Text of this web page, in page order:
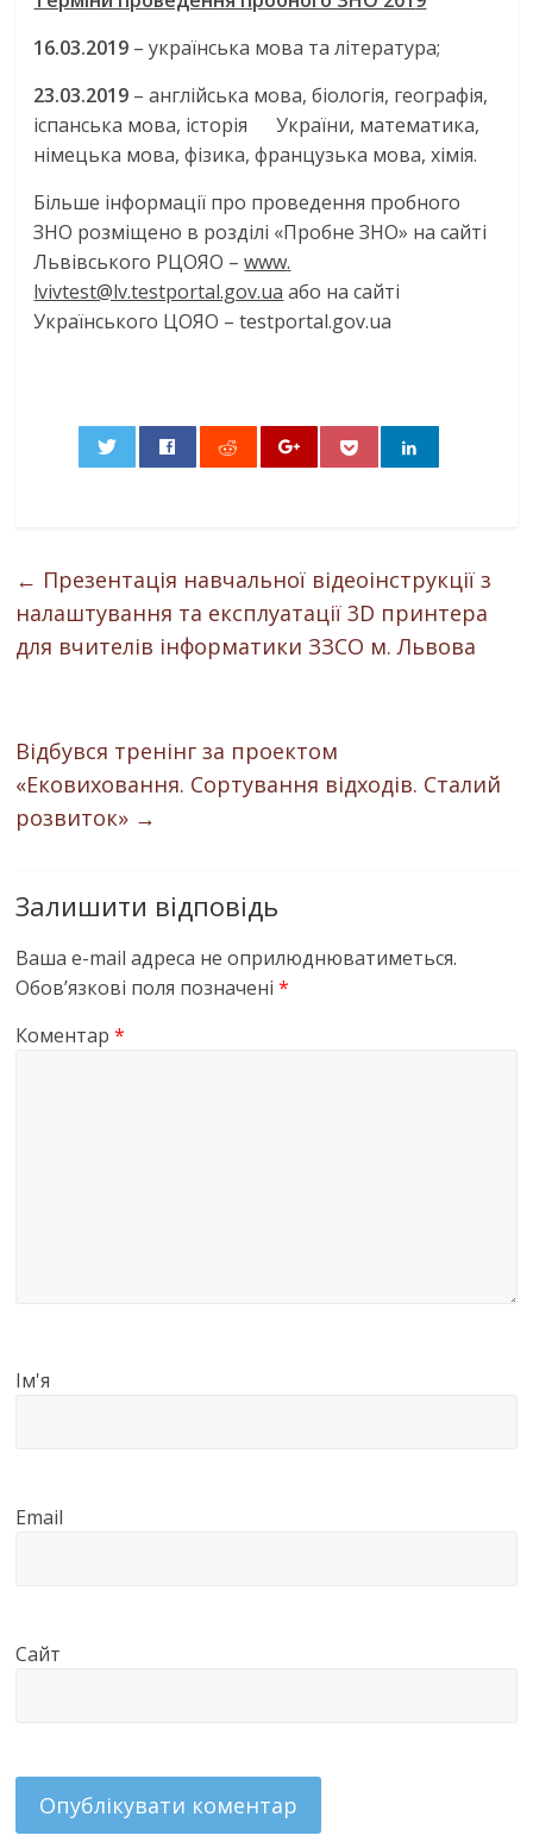
16.03.2019 – українська мова та література;
23.03.2019 – англійська мова, біологія, географія,
іспанська мова, історія України, математика,
німецька мова, фізика, французька мова, хімія.
Більше інформації про проведення пробного
ЗНО розміщено в розділі «Пробне ЗНО» на сайті
Львівського РЦОЯО –www.
lvivtest@lv.testportal.gov.ua або на сайті
Українського ЦОЯО – testportal.gov.ua
← Презентація навчальної відеоінструкції з
налаштування та експлуатації 3D принтера
для вчителів інформатики ЗЗСО м. Львова
Відбувся тренінг за проектом
«Ековиховання. Сортування відходів. Сталий
розвиток» →
Залишити відповідь
Ваша e-mail адреса не оприлюднюватиметься.
Обов’язкові поля позначені*
Коментар*
Ім'я
Email
Сайт